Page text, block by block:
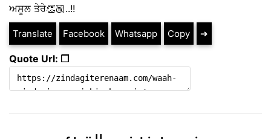
ਅਸੂਲ ਤੇਰੇ👏🏼..!!
Translate Facebook Whatsapp Copy ➔
Quote Url: ❐